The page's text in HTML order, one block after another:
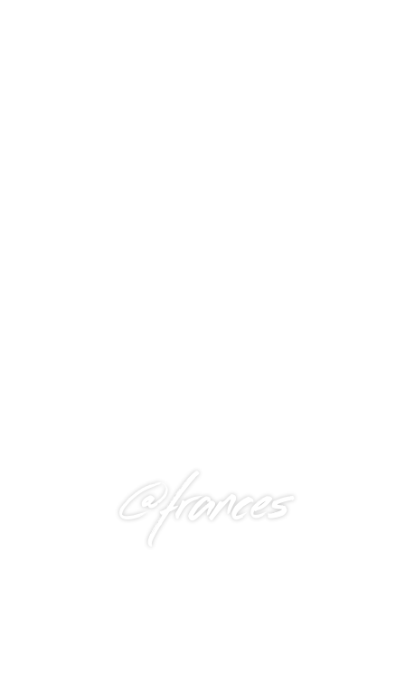
@frances